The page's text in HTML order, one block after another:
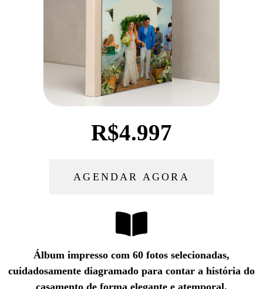
R$4.997
AGENDAR AGORA
Álbum impresso com 60 fotos selecionadas,
cuidadosamente diagramado para contar a história do
casamento de forma elegante e atemporal.